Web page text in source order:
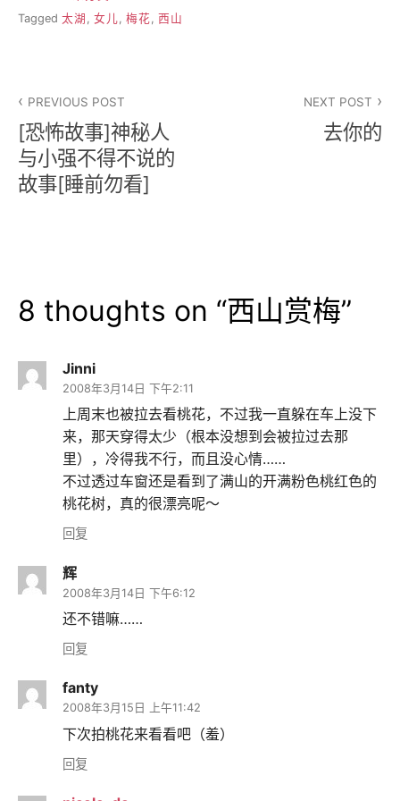
Tagged 太湖 , 女儿, 梅花, 西山
章
导
航
PREVIOUS POST
[恐怖故事]神秘人
与小强不得不说的
故事[睡前勿看]
NEXT POST
去你的
8 thoughts on “西山赏梅”
Jinni
2008年3月14日 下午2:11
上周末也被拉去看桃花，不过我一直躲在车上没下
来，那天穿得太少（根本没想到会被拉过去那
里），冷得我不行，而且没心情……
不过透过车窗还是看到了满山的开满粉色桃红色的
桃花树，真的很漂亮呢～
回复
辉
2008年3月14日 下午6:12
还不错嘛……
回复
fanty
2008年3月15日 上午11:42
下次拍桃花来看看吧（羞）
回复